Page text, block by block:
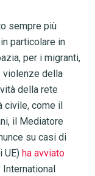
sempre più
particolare in
per i migranti,
violenze della
della rete
civile, come il
il Mediatore
su casi di
UE) ha avviato